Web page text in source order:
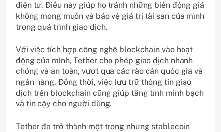
điện tử. Điều này giúp họ tránh những biến động giá
không mong muốn và bảo vệ giá trị tài sản của mình
trong quá trình giao dịch.
Với việc tích hợp công nghệ blockchain vào hoạt
động của mình, Tether cho phép giao dịch nhanh
chóng và an toàn, vượt qua các rào cản quốc gia và
ngân hàng. Đồng thời, việc lưu trữ thông tin giao
dịch trên blockchain cũng giúp tăng tính minh bạch
và tin cậy cho người dùng.
Tether đã trở thành một trong những stablecoin